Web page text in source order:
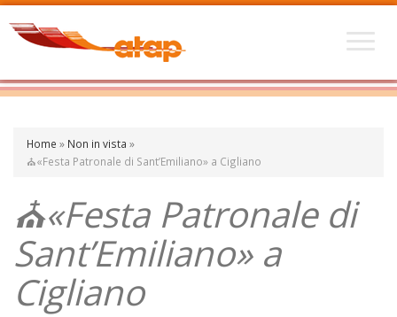
Home » Non in vista »
⛪«Festa Patronale di Sant’Emiliano» a Cigliano
⛪«Festa Patronale di
Sant’Emiliano» a
Cigliano